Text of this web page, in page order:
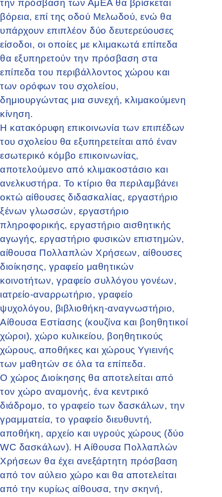
την πρόσβαση των ΑμΕΑ θα βρίσκεται
βόρεια, επί της οδού Μελωδού, ενώ θα
υπάρχουν επιπλέον δύο δευτερεύουσες
είσοδοι, οι οποίες με κλιμακωτά επίπεδα
θα εξυπηρετούν την πρόσβαση στα
επίπεδα του περιβάλλοντος χώρου και
των ορόφων του σχολείου,
δημιουργώντας μια συνεχή, κλιμακούμενη
κίνηση.
Η κατακόρυφη επικοινωνία των επιπέδων
του σχολείου θα εξυπηρετείται από έναν
εσωτερικό κόμβο επικοινωνίας,
αποτελούμενο από κλιμακοστάσιο και
ανελκυστήρα. Το κτίριο θα περιλαμβάνει
οκτώ αίθουσες διδασκαλίας, εργαστήριο
ξένων γλωσσών, εργαστήριο
πληροφορικής, εργαστήριο αισθητικής
αγωγής, εργαστήριο φυσικών επιστημών,
αίθουσα Πολλαπλών Χρήσεων, αίθουσες
διοίκησης, γραφείο μαθητικών
κοινοτήτων, γραφείο συλλόγου γονέων,
ιατρείο-αναρρωτήριο, γραφείο
ψυχολόγου, βιβλιοθήκη-αναγνωστήριο,
Αίθουσα Εστίασης (κουζίνα και βοηθητικοί
χώροι), χώρο κυλικείου, βοηθητικούς
χώρους, αποθήκες και χώρους Υγιεινής
των μαθητών σε όλα τα επίπεδα.
Ο χώρος Διοίκησης θα αποτελείται από
τον χώρο αναμονής, ένα κεντρικό
διάδρομο, το γραφείο των δασκάλων, την
γραμματεία, το γραφείο διευθυντή,
αποθήκη, αρχείο και υγρούς χώρους (δύο
WC δασκάλων). Η Αίθουσα Πολλαπλών
Χρήσεων θα έχει ανεξάρτητη πρόσβαση
από τον αύλειο χώρο και θα αποτελείται
από την κυρίως αίθουσα, την σκηνή,